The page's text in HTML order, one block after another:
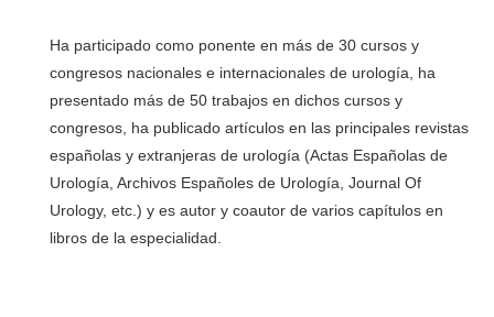
Ha participado como ponente en más de 30 cursos y
congresos nacionales e internacionales de urología, ha
presentado más de 50 trabajos en dichos cursos y
congresos, ha publicado artículos en las principales revistas
españolas y extranjeras de urología (Actas Españolas de
Urología, Archivos Españoles de Urología, Journal Of
Urology, etc.) y es autor y coautor de varios capítulos en
libros de la especialidad.